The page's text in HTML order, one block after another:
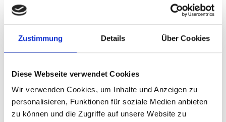
Zustimmung Details Über Cookies
Diese Webseite verwendet Cookies
Wir verwenden Cookies, um Inhalte und Anzeigen zu
personalisieren, Funktionen für soziale Medien anbieten
zu können und die Zugriffe auf unsere Website zu
Das Jahr der Zusammenführung kann man nur als
aber um die Ausarbeitung eines Konzeptes, die
Einbeziehung der Gremien, die Erstellung eines
Fusion. Das war wirklich herausfordernd. Entscheidend für
den Erfolg war, dass wir alle Player bei dem Prozess
mitgenommen haben, wir haben in allen Räten der
beteiligten Kommunen vorgesprochen, haben alle